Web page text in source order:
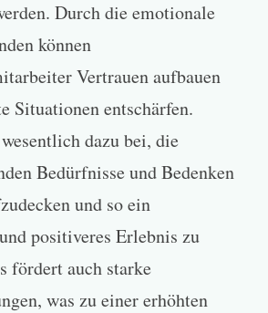
Durch die emotionale
können
Vertrauen aufbauen
Situationen entschärfen.
dazu bei, die
Bedürfnisse und Bedenken
und so ein
positiveres Erlebnis zu
fördert auch starke
was zu einer erhöhten